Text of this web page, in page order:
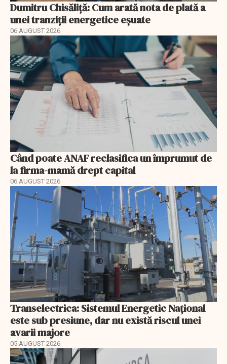
Dumitru Chisăliță: Cum arată nota de plată a
unei tranziții energetice eșuate
06 AUGUST 2026
Când poate ANAF reclasifica un împrumut de
la firma-mamă drept capital
06 AUGUST 2026
Transelectrica: Sistemul Energetic Național
este sub presiune, dar nu există riscul unei
avarii majore
05 AUGUST 2026